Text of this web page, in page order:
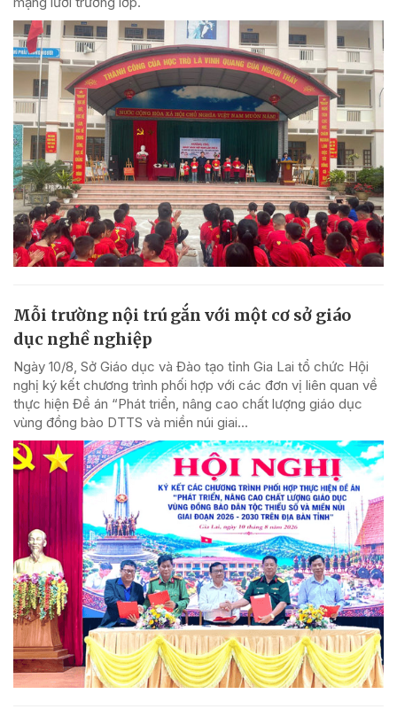
Mỗi trường nội trú gắn với một cơ sở giáo
dục nghề nghiệp
Ngày 10/8, Sở Giáo dục và Đào tạo tỉnh Gia Lai tổ chức Hội
nghị ký kết chương trình phối hợp với các đơn vị liên quan về
thực hiện Đề án “Phát triển, nâng cao chất lượng giáo dục
vùng đồng bào DTTS và miền núi giai...